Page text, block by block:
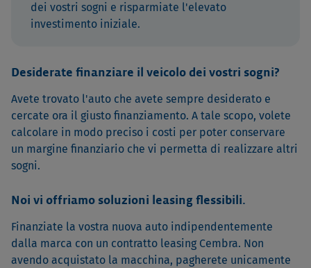
dei vostri sogni e risparmiate l'elevato
investimento iniziale.
Desiderate finanziare il veicolo dei vostri sogni?
Avete trovato l'auto che avete sempre desiderato e
cercate ora il giusto finanziamento. A tale scopo, volete
calcolare in modo preciso i costi per poter conservare
un margine finanziario che vi permetta di realizzare altri
sogni.
Noi vi offriamo soluzioni leasing flessibili.
Finanziate la vostra nuova auto indipendentemente
dalla marca con un contratto leasing Cembra. Non
avendo acquistato la macchina, pagherete unicamente